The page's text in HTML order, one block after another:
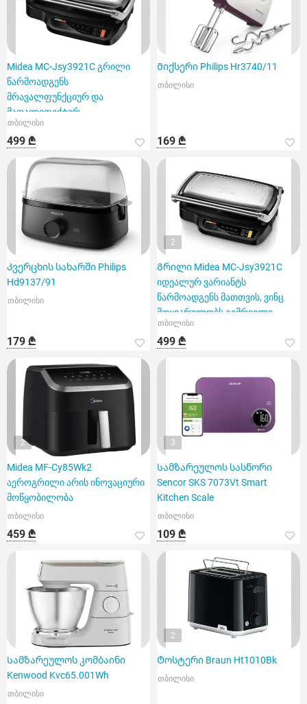
Midea MC-Jsy3921C გრილი
წარმოადგენს
მრავალფუნქციურ და
მაღალეფექტურ
მოწყობილობას
თბილისი
499 ₾
Მიქსერი Philips Hr3740/11
თბილისი
169 ₾
Კვერცხის სახარში Philips
Hd9137/91
თბილისი
179 ₾
2
Გრილი Midea MC-Jsy3921C
იდეალურ ვარიანტს
წარმოადგენს მათთვის, ვინც
მოყვარულობს გემრიელი
კერძების სწრ
თბილისი
499 ₾
2
Midea MF-Cy85Wk2
აეროგრილი არის ინოვაციური
მოწყობილობა
თბილისი
459 ₾
3
Სამზარეულოს სასწორი
Sencor SKS 7073Vt Smart
Kitchen Scale
თბილისი
109 ₾
Სამზარეულოს კომბაინი
Kenwood Kvc65.001Wh
თბილისი
2
Ტოსტერი Braun Ht1010Bk
თბილისი